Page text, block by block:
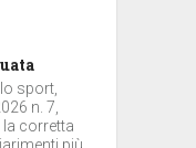
sport,
n. 7,
corretta